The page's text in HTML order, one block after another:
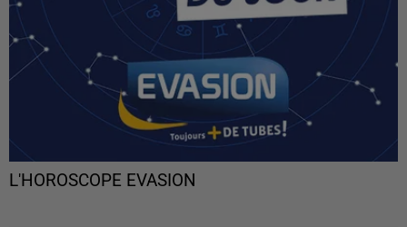
L'HOROSCOPE EVASION